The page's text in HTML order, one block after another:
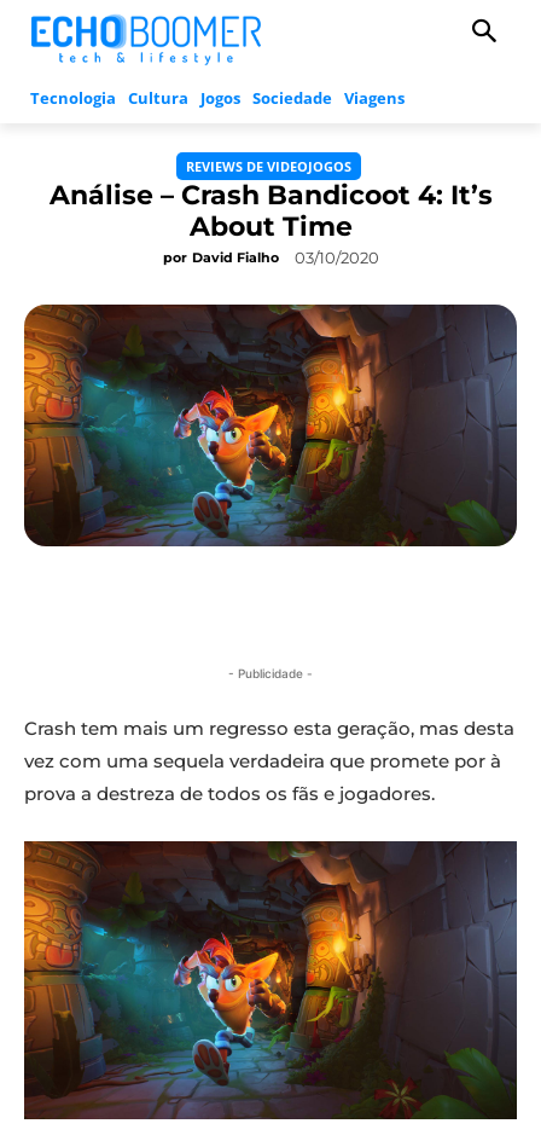
Tecnologia Cultura Jogos Sociedade Viagens
REVIEWS DE VIDEOJOGOS
Análise – Crash Bandicoot 4: It’s
About Time
por David Fialho 03/10/2020
- Publicidade -
Crash tem mais um regresso esta geração, mas desta
vez com uma sequela verdadeira que promete por à
prova a destreza de todos os fãs e jogadores.